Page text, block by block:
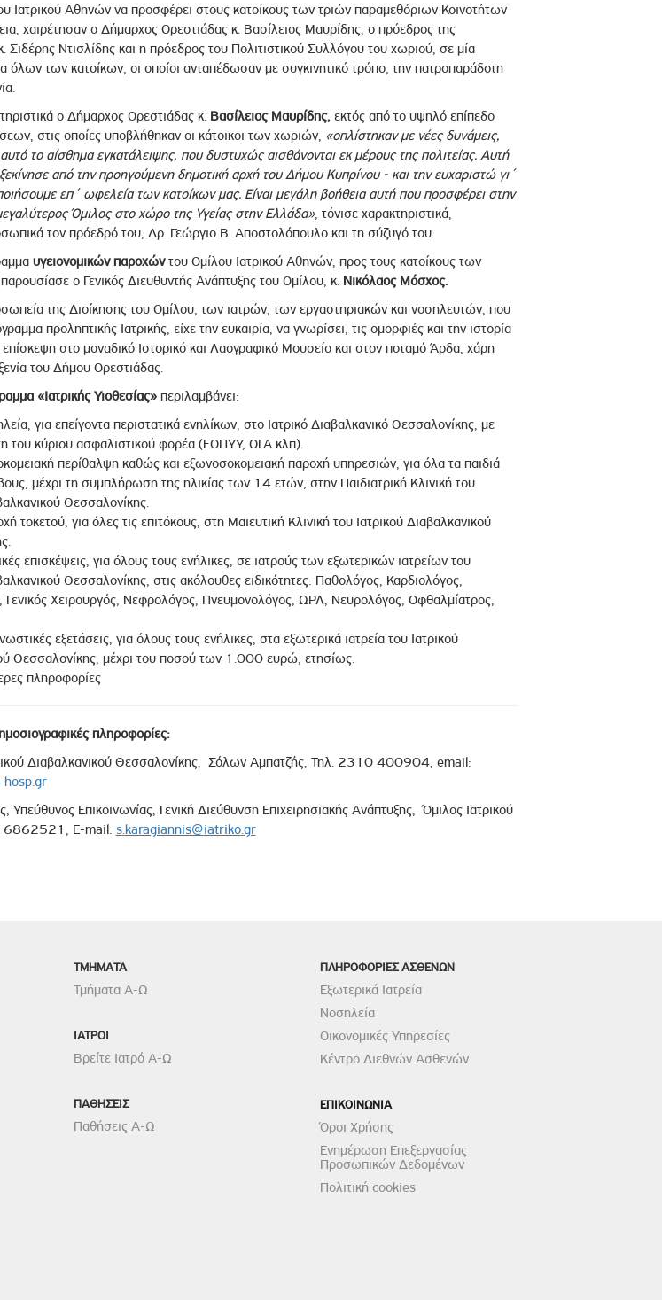
Ιατρικού Αθηνών να προσφέρει στους κατοίκους των τριών παραμεθόριων Κοινοτήτων
χαιρέτησαν ο Δήμαρχος Ορεστιάδας κ. Βασίλειος Μαυρίδης, ο πρόεδρος της
Σιδέρης Ντισλίδης και η πρόεδρος του Πολιτιστικού Συλλόγου του χωριού, σε μία
των κατοίκων, οι οποίοι ανταπέδωσαν με συγκινητικό τρόπο, την πατροπαράδοτη
ο Δήμαρχος Ορεστιάδας κ. Βασίλειος Μαυρίδης,εκτός από το υψηλό επίπεδο
στις οποίες υποβλήθηκαν οι κάτοικοι των χωριών, «οπλίστηκαν με νέες δυνάμεις,
το αίσθημα εγκατάλειψης, που δυστυχώς αισθάνονται εκ μέρους της πολιτείας. Αυτή
από την προηγούμενη δημοτική αρχή του Δήμου Κυπρίνου - και την ευχαριστώ γι΄
επ΄ ωφελεία των κατοίκων μας. Είναι μεγάλη βοήθεια αυτή που προσφέρει στην
Όμιλος στο χώρο της Υγείας στην Ελλάδα», τόνισε χαρακτηριστικά,
τον πρόεδρό του, Δρ. Γεώργιο Β. Αποστολόπουλο και τη σύζυγό του.
υγειονομικών παροχώντου Ομίλου Ιατρικού Αθηνών, προς τους κατοίκους των
ο Γενικός Διευθυντής Ανάπτυξης του Ομίλου, κ. Νικόλαος Μόσχος.
της Διοίκησης του Ομίλου, των ιατρών, των εργαστηριακών και νοσηλευτών, που
προληπτικής Ιατρικής, είχε την ευκαιρία, να γνωρίσει, τις ομορφιές και την ιστορία
στο μοναδικό Ιστορικό και Λαογραφικό Μουσείο και στον ποταμό Άρδα, χάρη
του Δήμου Ορεστιάδας.
«Ιατρικής Υιοθεσίας»περιλαμβάνει:
για επείγοντα περιστατικά ενηλίκων, στο Ιατρικό Διαβαλκανικό Θεσσαλονίκης, με
του κύριου ασφαλιστικού φορέα (ΕΟΠΥΥ, ΟΓΑ κλπ).
περίθαλψη καθώς και εξωνοσοκομειακή παροχή υπηρεσιών, για όλα τα παιδιά
μέχρι τη συμπλήρωση της ηλικίας των 14 ετών, στην Παιδιατρική Κλινική του
Θεσσαλονίκης.
τοκετού, για όλες τις επιτόκους, στη Μαιευτική Κλινική του Ιατρικού Διαβαλκανικού
επισκέψεις, για όλους τους ενήλικες, σε ιατρούς των εξωτερικών ιατρείων του
Θεσσαλονίκης, στις ακόλουθες ειδικότητες: Παθολόγος, Καρδιολόγος,
Γενικός Χειρουργός, Νεφρολόγος, Πνευμονολόγος, ΩΡΛ, Νευρολόγος, Οφθαλμίατρος,
εξετάσεις, για όλους τους ενήλικες, στα εξωτερικά ιατρεία του Ιατρικού
Θεσσαλονίκης, μέχρι του ποσού των 1.000 ευρώ, ετησίως.
πληροφορίες
πληροφορίες:
Διαβαλκανικού Θεσσαλονίκης, Σόλων Αμπατζής, Τηλ. 2310 400904, email:
Υπεύθυνος Επικοινωνίας, Γενική Διεύθυνση Επιχειρησιακής Ανάπτυξης, Όμιλος Ιατρικού
E-mail: s.karagiannis@iatriko.gr
TMHMATA
Τμήματα Α-Ω
ΙΑΤΡΟΙ
Βρείτε Ιατρό Α-Ω
ΠΑΘΗΣΕΙΣ
Παθήσεις Α-Ω
ΠΛΗΡΟΦΟΡΙΕΣ ΑΣΘΕΝΩΝ
Εξωτερικά Ιατρεία
Νοσηλεία
Οικονομικές Υπηρεσίες
Κέντρο Διεθνών Ασθενών
ΕΠΙΚΟΙΝΩΝΙΑ
Όροι Χρήσης
Ενημέρωση Επεξεργασίας
Προσωπικών Δεδομένων
Πολιτική cookies